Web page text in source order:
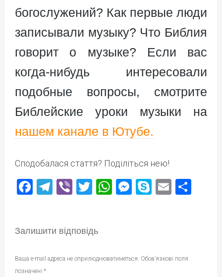
богослужений? Как первые люди
записывали музыку? Что Библия
говорит о музыке? Если вас
когда-нибудь интересовали
подобные вопросы, смотрите
Библейские уроки музыки на
нашем канале в Ютубе.
Сподобалася стаття? Поділіться нею!
Facebook
Telegram
ViberTwitter
WhatsApp
Messenger
Skype
Email
Залишити відповідь
Ваша e-mail адреса не оприлюднюватиметься. Обов’язкові поля
позначені *